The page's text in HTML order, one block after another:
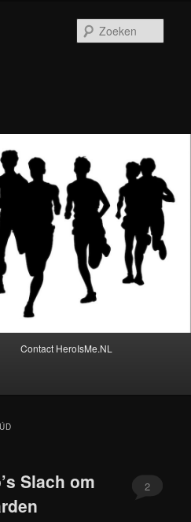
Contact HeroIsMe.NL
Slach om
2